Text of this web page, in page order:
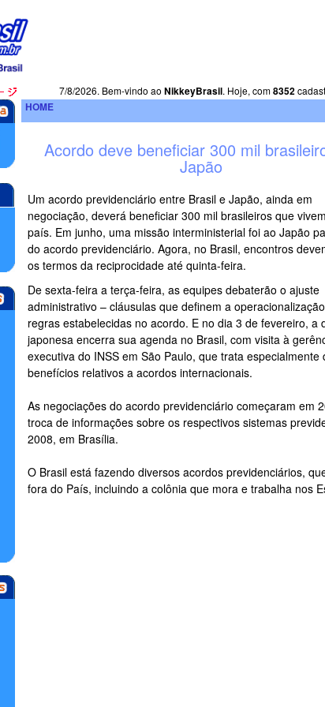
7/8/2026. Bem-vindo ao NikkeyBrasil. Hoje, com8352
HOME
Acordo deve beneficiar 300 mil
Japão
Um acordo previdenciário entre Brasil e Japão, ainda em
negociação, deverá beneficiar 300 mil brasileiros que
país. Em junho, uma missão interministerial foi ao Japão
do acordo previdenciário. Agora, no Brasil, encontros
os termos da reciprocidade até quinta-feira.
De sexta-feira a terça-feira, as equipes debaterão o ajuste
administrativo – cláusulas que definem a
regras estabelecidas no acordo. E no dia 3 de fevereiro, a
japonesa encerra sua agenda no Brasil, com visita à
executiva do INSS em São Paulo, que trata especialmente
benefícios relativos a acordos internacionais.
As negociações do acordo previdenciário começaram
troca de informações sobre os respectivos sistemas
2008, em Brasília.
O Brasil está fazendo diversos acordos previdenciários,
fora do País, incluindo a colônia que mora e trabalha nos